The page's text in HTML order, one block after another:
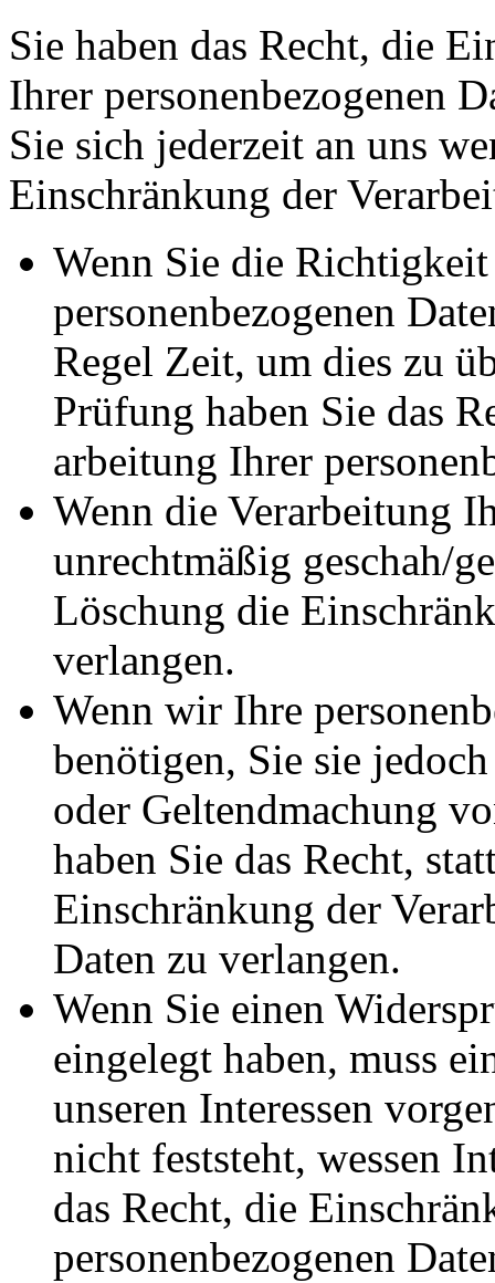
Sie haben das Recht, die
Ihrer per­so­nen­be­zo­ge­nen
Sie sich jederzeit an uns
Einschränkung der
Wenn Sie die
personenbezogenen
Regel Zeit, um dies zu
Prüfung haben Sie das
ar­bei­tung Ihrer
Wenn die Verarbeitung
unrechtmäßig ge­schah/­
Löschung die
verlangen.
Wenn wir Ihre
benötigen, Sie sie
oder Geltendmachung
haben Sie das Recht,
Einschränkung der
Daten zu verlangen.
Wenn Sie einen
eingelegt haben, muss
unseren Interessen
nicht feststeht, wessen
das Recht, die
personenbezogenen